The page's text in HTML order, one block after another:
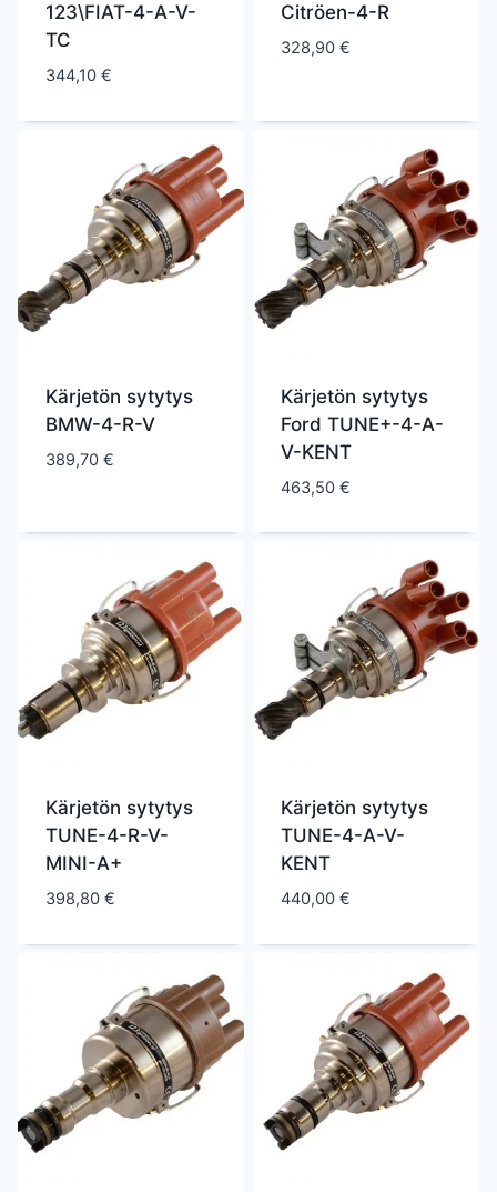
123\FIAT-4-A-V-
TC
344,10 €
Citröen-4-R
328,90 €
Kärjetön sytytys
BMW-4-R-V
389,70 €
Kärjetön sytytys
Ford TUNE+-4-A-
V-KENT
463,50 €
Kärjetön sytytys
TUNE-4-R-V-
MINI-A+
398,80 €
Kärjetön sytytys
TUNE-4-A-V-
KENT
440,00 €